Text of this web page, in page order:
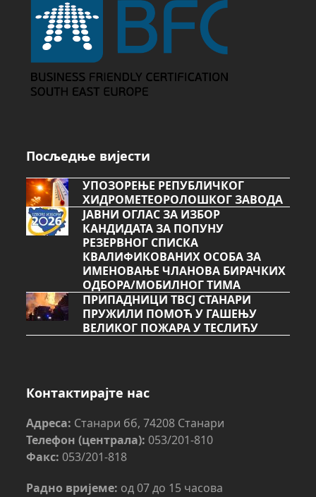
Посљедње вијести
УПОЗОРЕЊЕ РЕПУБЛИЧКОГ
ХИДРОМЕТЕОРОЛОШКОГ ЗАВОДА
ЈАВНИ ОГЛАС ЗА ИЗБОР
КАНДИДАТА ЗА ПОПУНУ
РЕЗЕРВНОГ СПИСКА
КВАЛИФИКОВАНИХ ОСОБА ЗА
ИМЕНОВАЊЕ ЧЛАНОВА БИРАЧКИХ
ОДБОРА/МОБИЛНОГ ТИМА
ПРИПАДНИЦИ ТВСЈ СТАНАРИ
ПРУЖИЛИ ПОМОЋ У ГАШЕЊУ
ВЕЛИКОГ ПОЖАРА У ТЕСЛИЋУ
Контактирајте нас
Адреса: Станари бб, 74208 Станари
Телефон (централа): 053/201-810
Факс: 053/201-818
Радно вријеме: од 07 до 15 часова